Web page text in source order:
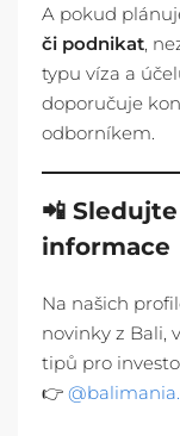
A pokud
či podnikat,
typu víza a
doporučuje
odborníkem.
📲
informace
Na našich
novinky z Bali,
tipů pro
👉